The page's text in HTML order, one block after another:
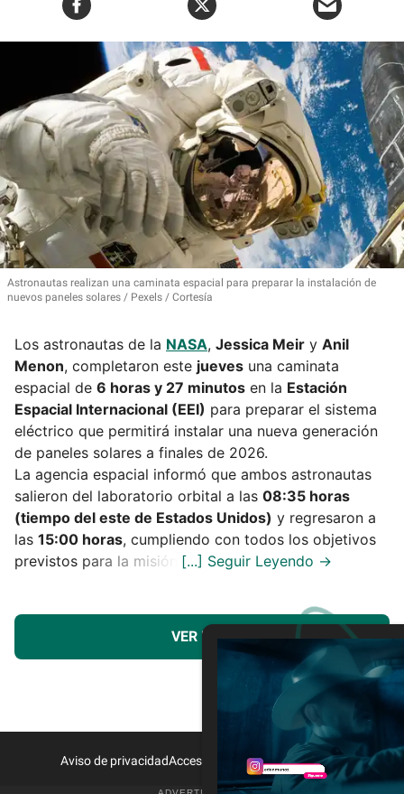
Astronautas realizan una caminata espacial para preparar la instalación de
nuevos paneles solares
Pexels / Cortesía
Los astronautas de la NASA, Jessica Meir y Anil
Menon, completaron este jueves una caminata
espacial de 6 horas y 27 minutos en la Estación
Espacial Internacional (EEI) para preparar el sistema
eléctrico que permitirá instalar una nueva generación
de paneles solares a finales de 2026.
La agencia espacial informó que ambos astronautas
salieron del laboratorio orbital a las 08:35 horas
(tiempo del este de Estados Unidos) y regresaron a
las 15:00 horas, cumpliendo con todos los objetivos
previstos para la misión.
VER MÁS
Aviso de privacidadAcceso a ProveedoresContacto